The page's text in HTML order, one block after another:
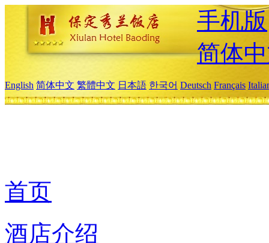
手机版
简体
English 简体中文 繁體中文 日本語 한국어 Deutsch Français
首页
酒店介绍